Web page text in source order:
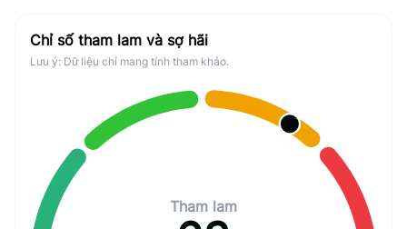
Chỉ số tham lam và sợ hãi
Lưu ý: Dữ liệu chỉ mang tính tham khảo.
Tham lam